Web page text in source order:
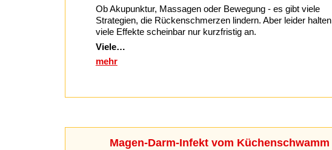
Ob Akupunktur, Massagen oder Bewegung - es gibt viele
Strategien, die Rückenschmerzen lindern. Aber leider halten
viele Effekte scheinbar nur kurzfristig an.
Viele…
mehr
Magen-Darm-Infekt vom Küchenschwamm